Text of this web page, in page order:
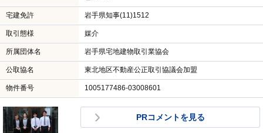
宅建免許 岩手県知事(11)1512
取引態様 媒介
所属団体名 岩手県宅地建物取引業協会
公取協名 東北地区不動産公正取引協議会加盟
物件番号 1005177486-03008601
PRコメントを見る